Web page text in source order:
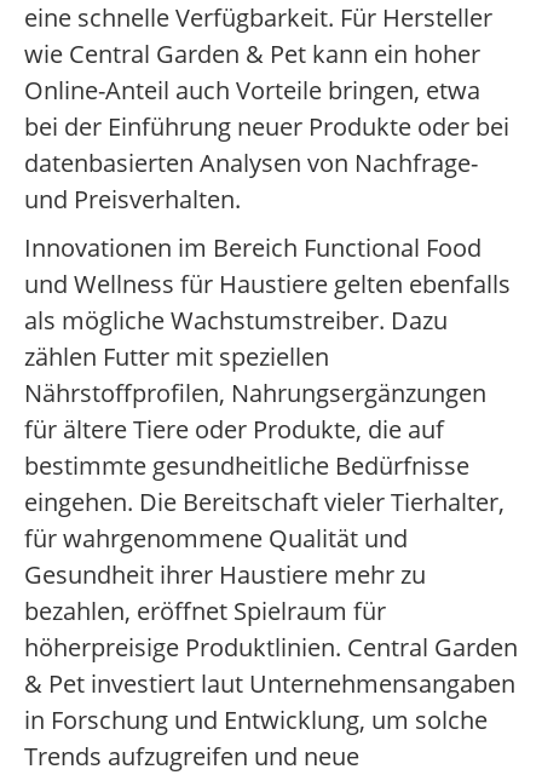
eine schnelle Verfügbarkeit. Für Hersteller
wie Central Garden & Pet kann ein hoher
Online-Anteil auch Vorteile bringen, etwa
bei der Einführung neuer Produkte oder bei
datenbasierten Analysen von Nachfrage-
und Preisverhalten.
Innovationen im Bereich Functional Food
und Wellness für Haustiere gelten ebenfalls
als mögliche Wachstumstreiber. Dazu
zählen Futter mit speziellen
Nährstoffprofilen, Nahrungsergänzungen
für ältere Tiere oder Produkte, die auf
bestimmte gesundheitliche Bedürfnisse
eingehen. Die Bereitschaft vieler Tierhalter,
für wahrgenommene Qualität und
Gesundheit ihrer Haustiere mehr zu
bezahlen, eröffnet Spielraum für
höherpreisige Produktlinien. Central Garden
& Pet investiert laut Unternehmensangaben
in Forschung und Entwicklung, um solche
Trends aufzugreifen und neue